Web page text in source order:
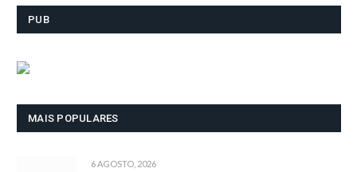
PUB
MAIS POPULARES
6 AGOSTO, 2026